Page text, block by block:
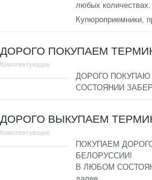
любых количествах.
Купюроприемники,
ДОРОГО ПОКУПАЕМ
Комплектующие
ДОРОГО
СОСТОЯНИИ
ДОРОГО ВЫКУПАЕМ
Комплектующие
ПОКУПАЕМ
БЕЛОРУССИИ!
В ЛЮБОМ